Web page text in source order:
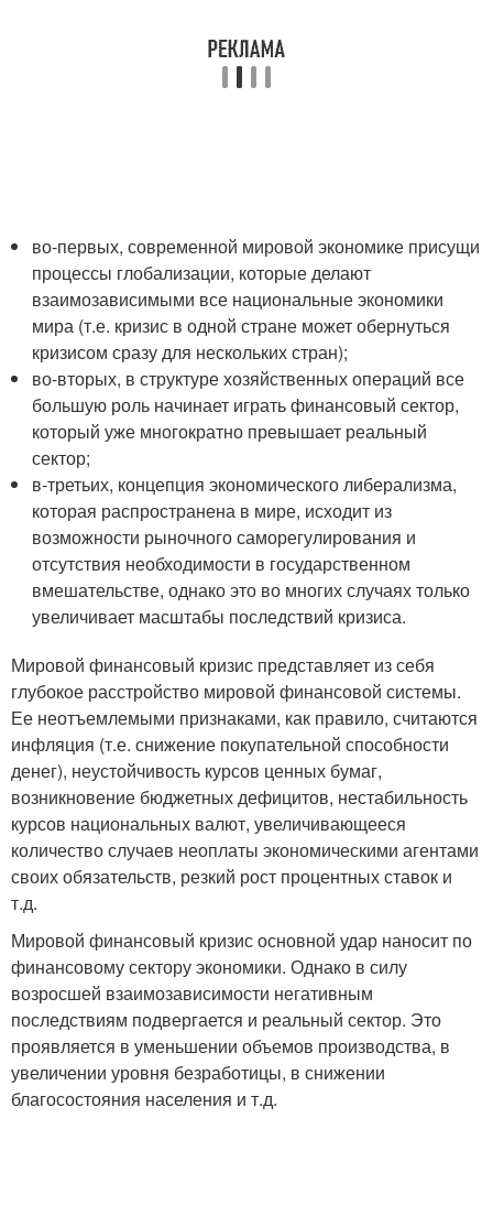
во-первых, современной мировой экономике присущи
процессы глобализации, которые делают
взаимозависимыми все национальные экономики
мира (т.е. кризис в одной стране может обернуться
кризисом сразу для нескольких стран);
во-вторых, в структуре хозяйственных операций все
большую роль начинает играть финансовый сектор,
который уже многократно превышает реальный
сектор;
в-третьих, концепция экономического либерализма,
которая распространена в мире, исходит из
возможности рыночного саморегулирования и
отсутствия необходимости в государственном
вмешательстве, однако это во многих случаях только
увеличивает масштабы последствий кризиса.
Мировой финансовый кризис представляет из себя
глубокое расстройство мировой финансовой системы.
Ее неотъемлемыми признаками, как правило, считаются
инфляция (т.е. снижение покупательной способности
денег), неустойчивость курсов ценных бумаг,
возникновение бюджетных дефицитов, нестабильность
курсов национальных валют, увеличивающееся
количество случаев неоплаты экономическими агентами
своих обязательств, резкий рост процентных ставок и
т.д.
Мировой финансовый кризис основной удар наносит по
финансовому сектору экономики. Однако в силу
возросшей взаимозависимости негативным
последствиям подвергается и реальный сектор. Это
проявляется в уменьшении объемов производства, в
увеличении уровня безработицы, в снижении
благосостояния населения и т.д.